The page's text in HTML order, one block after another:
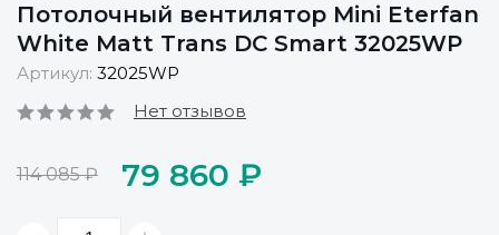
Потолочный вентилятор Mini Eterfan
White Matt Trans DC Smart 32025WP
Артикул: 32025WP
Нет отзывов
114 085 ₽ 79 860 ₽